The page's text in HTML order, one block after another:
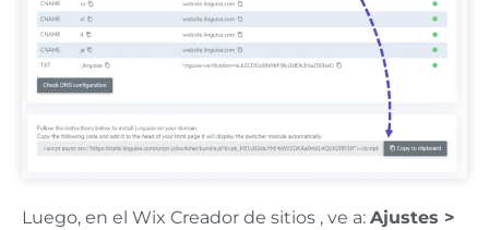
Luego, en el Wix Creador de sitios , ve a: Ajustes >